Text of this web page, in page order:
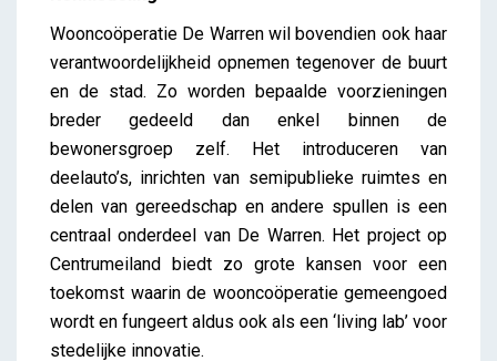
Wooncoöperatie De Warren wil bovendien ook haar
verantwoordelijkheid opnemen tegenover de buurt
en de stad. Zo worden bepaalde voorzieningen
breder gedeeld dan enkel binnen de
bewonersgroep zelf. Het introduceren van
deelauto’s, inrichten van semipublieke ruimtes en
delen van gereedschap en andere spullen is een
centraal onderdeel van De Warren. Het project op
Centrumeiland biedt zo grote kansen voor een
toekomst waarin de wooncoöperatie gemeengoed
wordt en fungeert aldus ook als een ‘living lab’ voor
stedelijke innovatie.